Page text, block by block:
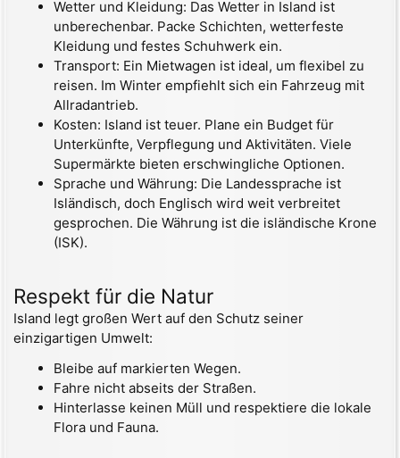
Wetter und Kleidung: Das Wetter in Island ist
unberechenbar. Packe Schichten, wetterfeste
Kleidung und festes Schuhwerk ein.
Transport: Ein Mietwagen ist ideal, um flexibel zu
reisen. Im Winter empfiehlt sich ein Fahrzeug mit
Allradantrieb.
Kosten: Island ist teuer. Plane ein Budget für
Unterkünfte, Verpflegung und Aktivitäten. Viele
Supermärkte bieten erschwingliche Optionen.
Sprache und Währung: Die Landessprache ist
Isländisch, doch Englisch wird weit verbreitet
gesprochen. Die Währung ist die isländische Krone
(ISK).
Respekt für die Natur
Island legt großen Wert auf den Schutz seiner
einzigartigen Umwelt:
Bleibe auf markierten Wegen.
Fahre nicht abseits der Straßen.
Hinterlasse keinen Müll und respektiere die lokale
Flora und Fauna.